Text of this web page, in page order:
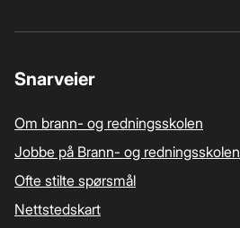
Snarveier
Om brann- og redningsskolen
Jobbe på Brann- og redningsskolen
Ofte stilte spørsmål
Nettstedskart